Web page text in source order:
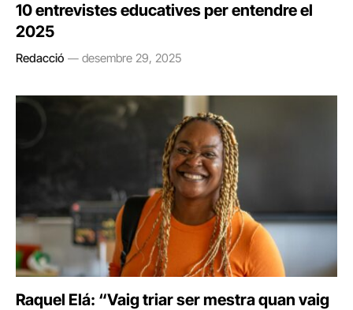
10 entrevistes educatives per entendre el
2025
Redacció desembre 29, 2025
Raquel Elá: “Vaig triar ser mestra quan vaig